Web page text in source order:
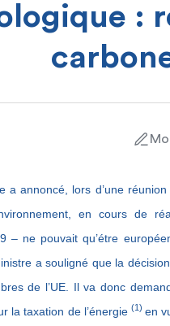
:
a annoncé, lors d’une
en cours de
– ne pouvait qu’étre
a souligné que la
de l’UE. Il va donc
la taxation de l’énergie (1) en